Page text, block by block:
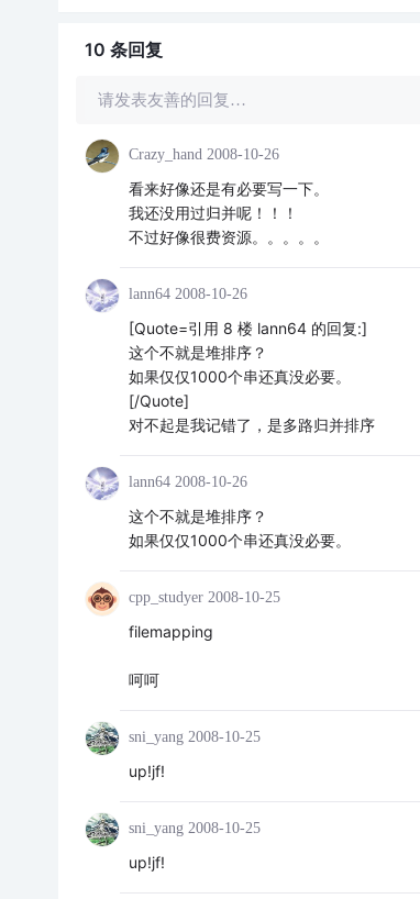
10 条回复
请发表友善的回复…
Crazy_hand 2008-10-26
看来好像还是有必要写一下。
我还没用过归并呢！！！
不过好像很费资源。。。。。
lann64 2008-10-26
[Quote=引用 8 楼 lann64 的回复:]
这个不就是堆排序？
如果仅仅1000个串还真没必要。
[/Quote]
对不起是我记错了，是多路归并排序
lann64 2008-10-26
这个不就是堆排序？
如果仅仅1000个串还真没必要。
cpp_studyer 2008-10-25
filemapping
呵呵
sni_yang 2008-10-25
up!jf!
sni_yang 2008-10-25
up!jf!